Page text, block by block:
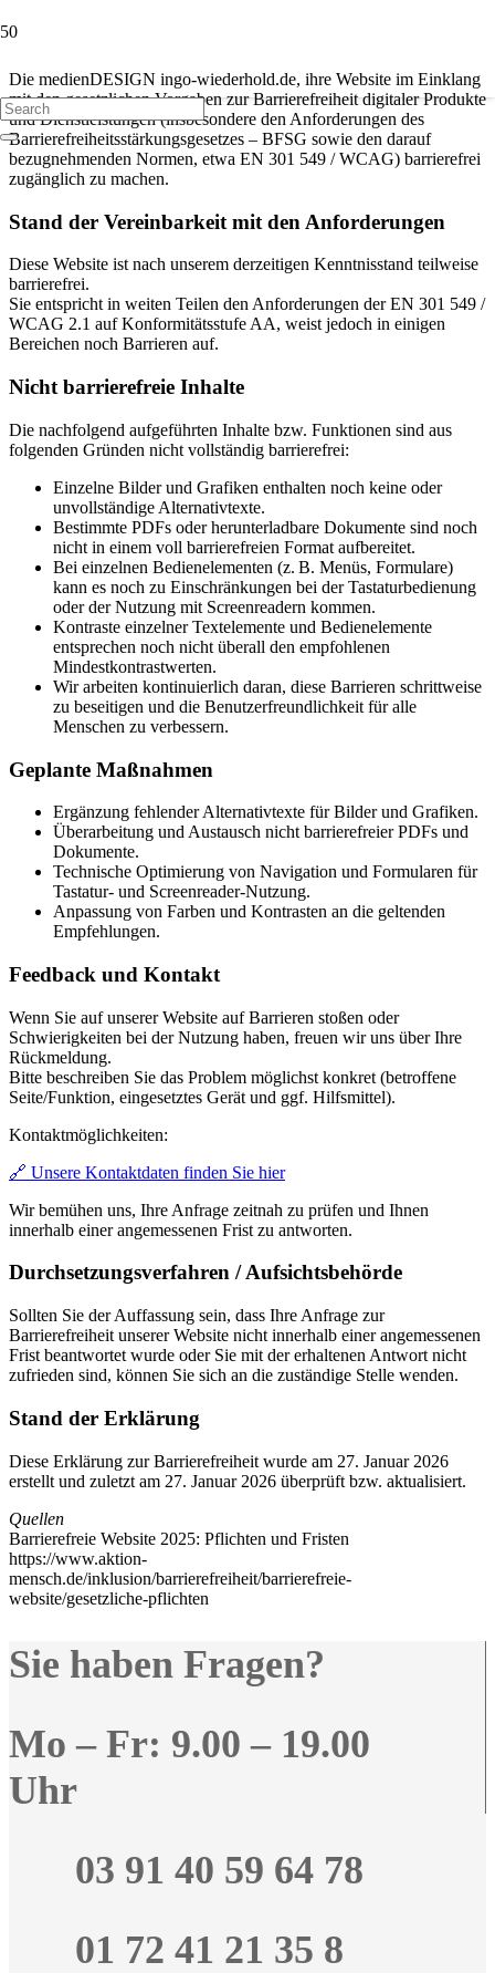
Erklärung zur Barrierefreiheit
Die medienDESIGN ingo-wiederhold.de, ihre Website im Einklang
mit den gesetzlichen Vorgaben zur Barrierefreiheit digitaler Produkte
und Dienstleistungen (insbesondere den Anforderungen des
Barrierefreiheitsstärkungsgesetzes – BFSG sowie den darauf
bezugnehmenden Normen, etwa EN 301 549 / WCAG) barrierefrei
zugänglich zu machen.
Stand der Vereinbarkeit mit den Anforderungen
Diese Website ist nach unserem derzeitigen Kenntnisstand teilweise
barrierefrei.
Sie entspricht in weiten Teilen den Anforderungen der EN 301 549 /
WCAG 2.1 auf Konformitätsstufe AA, weist jedoch in einigen
Bereichen noch Barrieren auf.
Nicht barrierefreie Inhalte
Die nachfolgend aufgeführten Inhalte bzw. Funktionen sind aus
folgenden Gründen nicht vollständig barrierefrei:
Einzelne Bilder und Grafiken enthalten noch keine oder
unvollständige Alternativtexte.
Bestimmte PDFs oder herunterladbare Dokumente sind noch
nicht in einem voll barrierefreien Format aufbereitet.
Bei einzelnen Bedienelementen (z. B. Menüs, Formulare)
kann es noch zu Einschränkungen bei der Tastaturbedienung
oder der Nutzung mit Screenreadern kommen.
Kontraste einzelner Textelemente und Bedienelemente
entsprechen noch nicht überall den empfohlenen
Mindestkontrastwerten.
Wir arbeiten kontinuierlich daran, diese Barrieren schrittweise
zu beseitigen und die Benutzerfreundlichkeit für alle
Menschen zu verbessern.
Geplante Maßnahmen
Ergänzung fehlender Alternativtexte für Bilder und Grafiken.
Überarbeitung und Austausch nicht barrierefreier PDFs und
Dokumente.
Technische Optimierung von Navigation und Formularen für
Tastatur- und Screenreader-Nutzung.
Anpassung von Farben und Kontrasten an die geltenden
Empfehlungen.
Feedback und Kontakt
Wenn Sie auf unserer Website auf Barrieren stoßen oder
Schwierigkeiten bei der Nutzung haben, freuen wir uns über Ihre
Rückmeldung.
Bitte beschreiben Sie das Problem möglichst konkret (betroffene
Seite/Funktion, eingesetztes Gerät und ggf. Hilfsmittel).
Kontaktmöglichkeiten:
🔗 Unsere Kontaktdaten finden Sie hier
Wir bemühen uns, Ihre Anfrage zeitnah zu prüfen und Ihnen
innerhalb einer angemessenen Frist zu antworten.
Durchsetzungsverfahren / Aufsichtsbehörde
Sollten Sie der Auffassung sein, dass Ihre Anfrage zur
Barrierefreiheit unserer Website nicht innerhalb einer angemessenen
Frist beantwortet wurde oder Sie mit der erhaltenen Antwort nicht
zufrieden sind, können Sie sich an die zuständige Stelle wenden.
Stand der Erklärung
Diese Erklärung zur Barrierefreiheit wurde am 27. Januar 2026
erstellt und zuletzt am 27. Januar 2026 überprüft bzw. aktualisiert.
Quellen
Barrierefreie Website 2025: Pflichten und Fristen
https://www.aktion-
mensch.de/inklusion/barrierefreiheit/barrierefreie-
website/gesetzliche-pflichten
Sie haben Fragen?
Mo – Fr: 9.00 – 19.00
Uhr
03 91 40 59 64 78
01 72 41 21 35 8